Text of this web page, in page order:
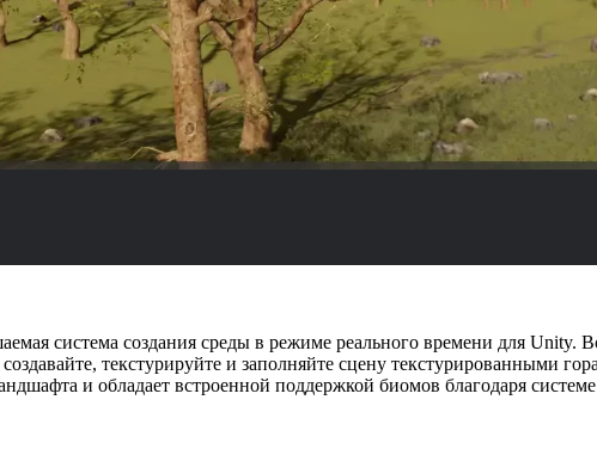
система создания среды в режиме реального времени для Unity.
текстурируйте и заполняйте сцену текстурированными
и обладает встроенной поддержкой биомов благодаря